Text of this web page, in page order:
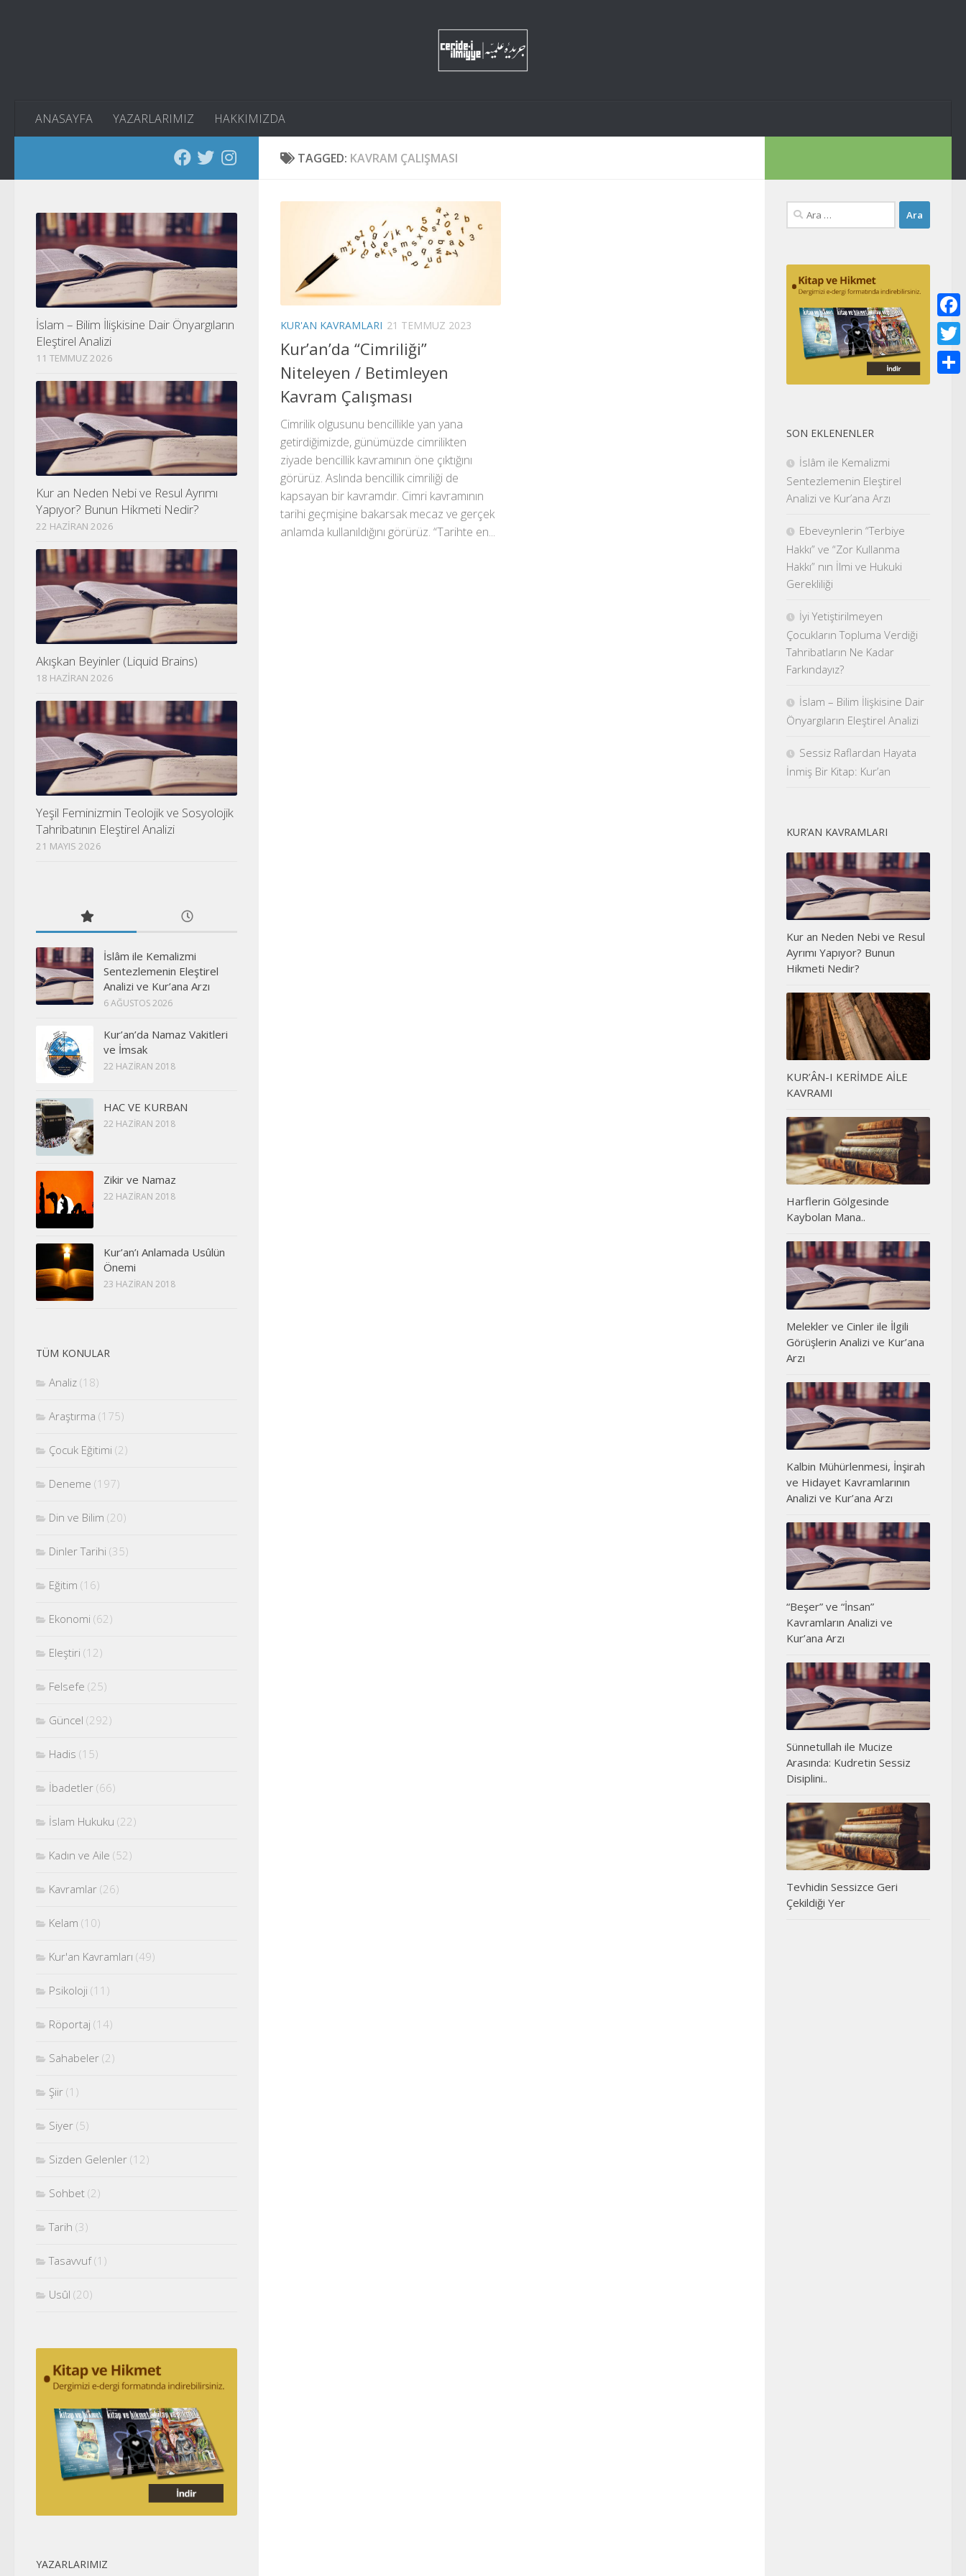
ANASAYFA YAZARLARIMIZ HAKKIMIZDA
TAGGED: KAVRAM ÇALIŞMASI
KUR'AN KAVRAMLARI 21 TEMMUZ 2023
Kur’an’da “Cimriliği”
Niteleyen / Betimleyen
Kavram Çalışması
Cimrilik olgusunu bencillikle yan yana
getirdiğimizde, günümüzde cimrilikten
ziyade bencillik kavramının öne çıktığını
görürüz. Aslında bencillik cimriliği de
kapsayan bir kavramdır. Cimri kavramının
tarihi geçmişine bakarsak mecaz ve gerçek
anlamda kullanıldığını görürüz. “Tarihte en...
İslam – Bilim İlişkisine Dair Önyargıların
Eleştirel Analizi
11 TEMMUZ 2026
Kur an Neden Nebi ve Resul Ayrımı
Yapıyor? Bunun Hikmeti Nedir?
22 HAZIRAN 2026
Akışkan Beyinler (Liquid Brains)
18 HAZIRAN 2026
Yeşil Feminizmin Teolojik ve Sosyolojik
Tahribatının Eleştirel Analizi
21 MAYIS 2026
İslâm ile Kemalizmi
Sentezlemenin Eleştirel
Analizi ve Kur’ana Arzı
6 AĞUSTOS 2026
Kur’an’da Namaz Vakitleri
ve İmsak
22 HAZIRAN 2018
HAC VE KURBAN
22 HAZIRAN 2018
Zikir ve Namaz
22 HAZIRAN 2018
Kur’an’ı Anlamada Usûlün
Önemi
23 HAZIRAN 2018
TÜM KONULAR
Analiz (18)
Araştırma (175)
Çocuk Eğitimi (2)
Deneme (197)
Din ve Bilim (20)
Dinler Tarihi (35)
Eğitim (16)
Ekonomi (62)
Eleştiri (12)
Felsefe (25)
Güncel (292)
Hadis (15)
İbadetler (66)
İslam Hukuku (22)
Kadın ve Aile (52)
Kavramlar (26)
Kelam (10)
Kur'an Kavramları (49)
Psikoloji (11)
Röportaj (14)
Sahabeler (2)
Şiir (1)
Siyer (5)
Sizden Gelenler (12)
Sohbet (2)
Tarih (3)
Tasavvuf(1)
Usûl (20)
YAZARLARIMIZ
Arama:
SON EKLENENLER
İslâm ile Kemalizmi
Sentezlemenin Eleştirel
Analizi ve Kur’ana Arzı
Ebeveynlerin “Terbiye
Hakkı” ve “Zor Kullanma
Hakkı” nın İlmi ve Hukuki
Gerekliliği
İyi Yetiştirilmeyen
Çocukların Topluma Verdiği
Tahribatların Ne Kadar
Farkındayız?
İslam – Bilim İlişkisine Dair
Önyargıların Eleştirel Analizi
Sessiz Raflardan Hayata
İnmiş Bir Kitap: Kur’an
KUR’AN KAVRAMLARI
Kur an Neden Nebi ve Resul
Ayrımı Yapıyor? Bunun
Hikmeti Nedir?
KUR’ÂN-I KERİMDE AİLE
KAVRAMI
Harflerin Gölgesinde
Kaybolan Mana..
Melekler ve Cinler ile İlgili
Görüşlerin Analizi ve Kur’ana
Arzı
Kalbin Mühürlenmesi, İnşirah
ve Hidayet Kavramlarının
Analizi ve Kur’ana Arzı
“Beşer” ve “İnsan”
Kavramların Analizi ve
Kur’ana Arzı
Sünnetullah ile Mucize
Arasında: Kudretin Sessiz
Disiplini..
Tevhidin Sessizce Geri
Çekildiği Yer